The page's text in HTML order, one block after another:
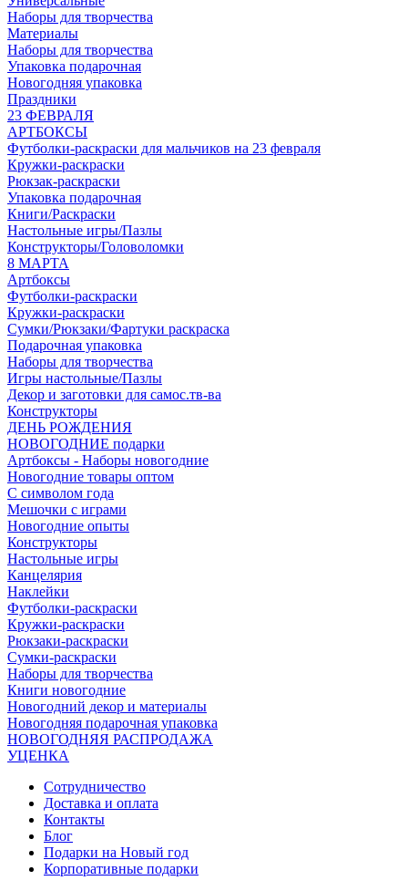
Наборы для творчества
Материалы
Наборы для творчества
Упаковка подарочная
Новогодняя упаковка
Праздники
23 ФЕВРАЛЯ
АРТБОКСЫ
Футболки-раскраски для мальчиков на 23 февраля
Кружки-раскраски
Рюкзак-раскраски
Упаковка подарочная
Книги/Раскраски
Настольные игры/Пазлы
Конструкторы/Головоломки
8 МАРТА
Артбоксы
Футболки-раскраски
Кружки-раскраски
Сумки/Рюкзаки/Фартуки раскраска
Подарочная упаковка
Наборы для творчества
Игры настольные/Пазлы
Декор и заготовки для самос.тв-ва
Конструкторы
ДЕНЬ РОЖДЕНИЯ
НОВОГОДНИЕ подарки
Артбоксы - Наборы новогодние
Новогодние товары оптом
С символом года
Мешочки с играми
Новогодние опыты
Конструкторы
Настольные игры
Канцелярия
Наклейки
Футболки-раскраски
Кружки-раскраски
Рюкзаки-раскраски
Сумки-раскраски
Наборы для творчества
Книги новогодние
Новогодний декор и материалы
Новогодняя подарочная упаковка
НОВОГОДНЯЯ РАСПРОДАЖА
УЦЕНКА
Сотрудничество
Доставка и оплата
Контакты
Блог
Подарки на Новый год
Корпоративные подарки